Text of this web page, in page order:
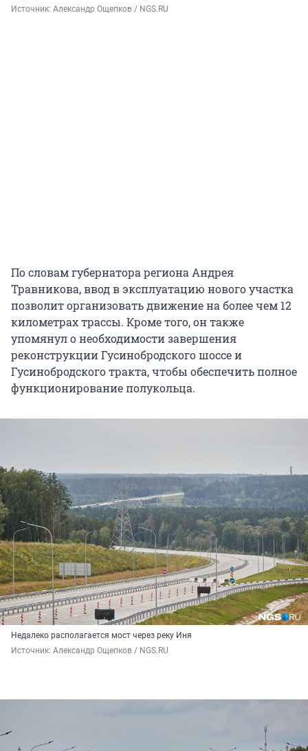
Источник: Александр Ощепков / NGS.RU
По словам губернатора региона Андрея
Травникова, ввод в эксплуатацию нового участка
позволит организовать движение на более чем 12
километрах трассы. Кроме того, он также
упомянул о необходимости завершения
реконструкции Гусинобродского шоссе и
Гусинобродского тракта, чтобы обеспечить полное
функционирование полукольца.
Недалеко располагается мост через реку Иня
Источник: Александр Ощепков / NGS.RU